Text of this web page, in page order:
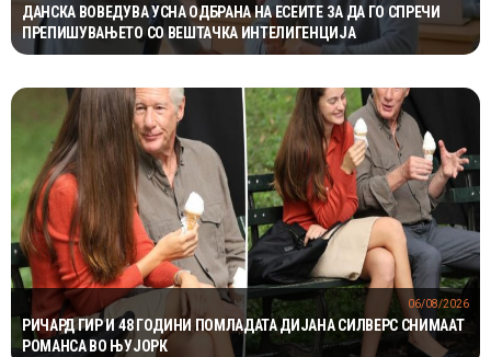
ДАНСКА ВОВЕДУВА УСНА ОДБРАНА НА ЕСЕИТЕ ЗА ДА ГО СПРЕЧИ
ПРЕПИШУВАЊЕТО СО ВЕШТАЧКА ИНТЕЛИГЕНЦИЈА
РИЧАРД ГИР И 48 ГОДИНИ ПОМЛАДАТА ДИЈАНА СИЛВЕРС СНИМААТ
РОМАНСА ВО ЊУЈОРК
06/08/2026